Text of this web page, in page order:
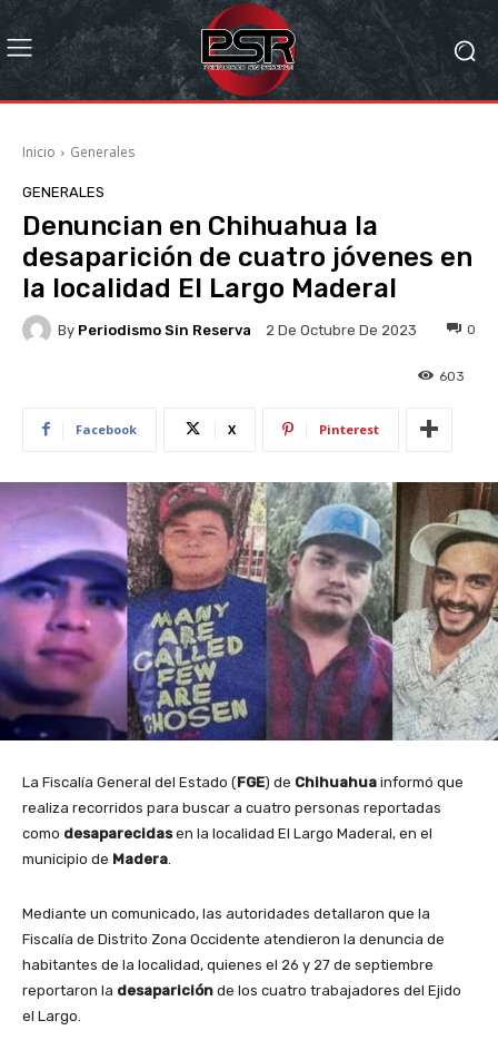
Inicio Generales
GENERALES
Denuncian en Chihuahua la
desaparición de cuatro jóvenes en
la localidad El Largo Maderal
By Periodismo Sin Reserva 2 De Octubre De 2023 0
603
Facebook X Pinterest
La Fiscalía General del Estado (FGE) de Chihuahua informó que
realiza recorridos para buscar a cuatro personas reportadas
como desaparecidasen la localidad El Largo Maderal, en el
municipio de Madera
Mediante un comunicado, las autoridades detallaron que la
Fiscalía de Distrito Zona Occidente atendieron la denuncia de
habitantes de la localidad, quienes el 26 y 27 de septiembre
reportaron la desaparición de los cuatro trabajadores del Ejido
el Largo.